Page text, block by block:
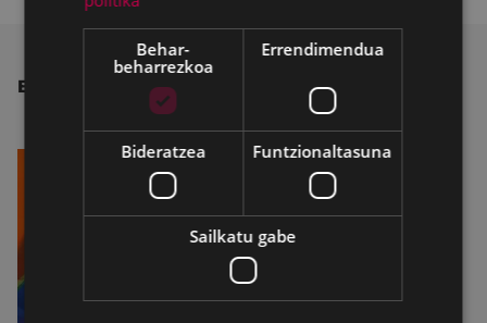
BESTE ALBISTE BATZUK
Behar-
beharrezkoa
Errendimendua
Bideratzea Funtzionaltasuna
Sailkatu gabe